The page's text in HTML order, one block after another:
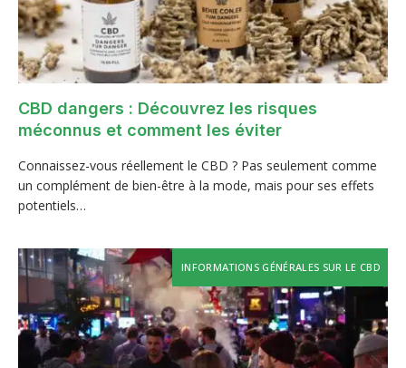
CBD dangers : Découvrez les risques
méconnus et comment les éviter
Connaissez-vous réellement le CBD ? Pas seulement comme
un complément de bien-être à la mode, mais pour ses effets
potentiels…
INFORMATIONS GÉNÉRALES SUR LE CBD